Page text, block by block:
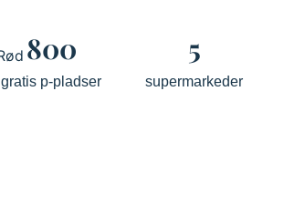
800
gratis p-pladser
5
supermarkeder